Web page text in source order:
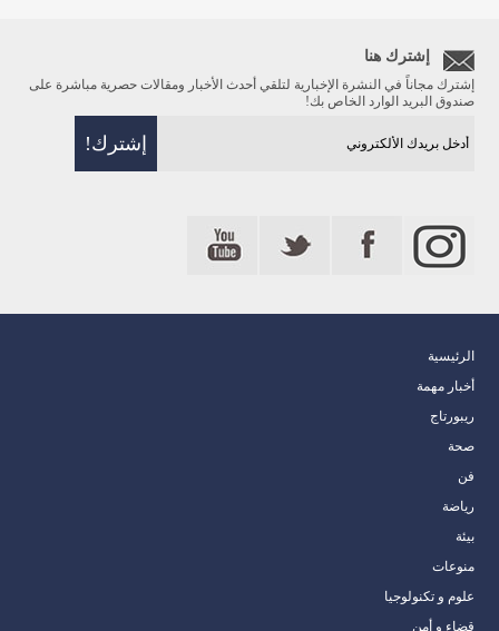
إشترك هنا
إشترك مجاناً في النشرة الإخبارية لتلقي أحدث الأخبار ومقالات حصرية مباشرة على
صندوق البريد الوارد الخاص بك!
الرئيسية
أخبار مهمة
ريبورتاج
صحة
فن
رياضة
بيئة
منوعات
علوم و تكنولوجيا
قضاء و أمن